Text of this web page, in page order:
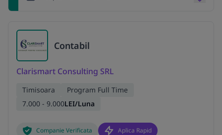
Contabil
Clarismart Consulting SRL
Timisoara
Program Full Time
7.000 - 9.000LEI/Luna
Companie Verificata
Aplica Rapid